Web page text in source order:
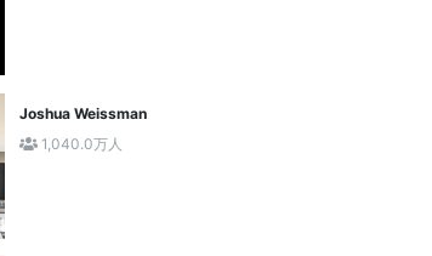
Joshua Weissman
1,040.0万人